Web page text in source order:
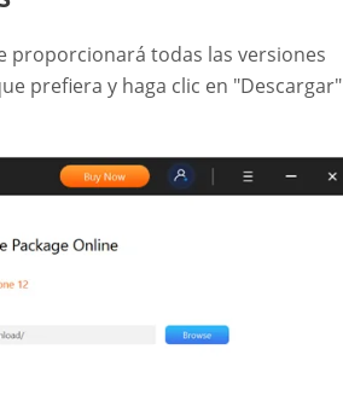
proporcionará todas las versiones
prefiera y haga clic en "Descargar"